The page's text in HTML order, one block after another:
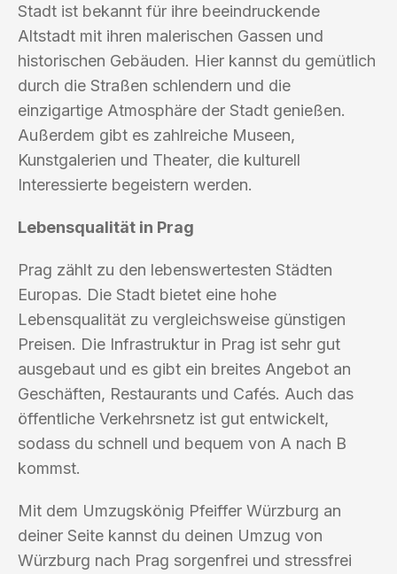
Stadt ist bekannt für ihre beeindruckende
Altstadt mit ihren malerischen Gassen und
historischen Gebäuden. Hier kannst du gemütlich
durch die Straßen schlendern und die
einzigartige Atmosphäre der Stadt genießen.
Außerdem gibt es zahlreiche Museen,
Kunstgalerien und Theater, die kulturell
Interessierte begeistern werden.
Lebensqualität in Prag
Prag zählt zu den lebenswertesten Städten
Europas. Die Stadt bietet eine hohe
Lebensqualität zu vergleichsweise günstigen
Preisen. Die Infrastruktur in Prag ist sehr gut
ausgebaut und es gibt ein breites Angebot an
Geschäften, Restaurants und Cafés. Auch das
öffentliche Verkehrsnetz ist gut entwickelt,
sodass du schnell und bequem von A nach B
kommst.
Mit dem Umzugskönig Pfeiffer Würzburg an
deiner Seite kannst du deinen Umzug von
Würzburg nach Prag sorgenfrei und stressfrei